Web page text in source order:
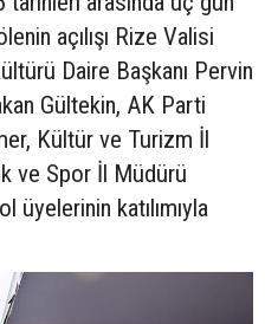
açılışı Rize Valisi
Daire Başkanı Pervin
Gültekin, AK Parti
Kültür ve Turizm İl
ve Spor İl Müdürü
üyelerinin katılımıyla